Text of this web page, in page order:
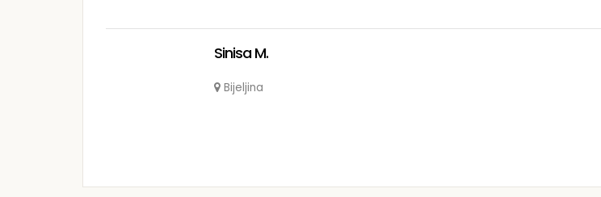
Sinisa M.
Bijeljina